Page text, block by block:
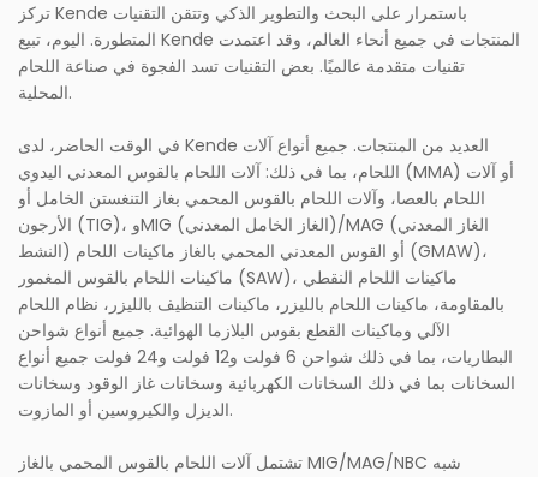
تركز Kende باستمرار على البحث والتطوير الذكي وتتقن التقنيات
المتطورة. اليوم، تبيع Kende المنتجات في جميع أنحاء العالم، وقد اعتمدت
تقنيات متقدمة عالميًا. بعض التقنيات تسد الفجوة في صناعة اللحام
المحلية.
في الوقت الحاضر، لدى Kende العديد من المنتجات. جميع أنواع آلات
اللحام، بما في ذلك: آلات اللحام بالقوس المعدني اليدوي (MMA) أو آلات
اللحام بالعصا، وآلات اللحام بالقوس المحمي بغاز التنغستن الخامل أو
الأرجون (TIG)، وMIG (الغاز الخامل المعدني)/MAG (الغاز المعدني
النشط) أو القوس المعدني المحمي بالغاز ماكينات اللحام (GMAW)،
ماكينات اللحام بالقوس المغمور (SAW)، ماكينات اللحام النقطي
بالمقاومة، ماكينات اللحام بالليزر، ماكينات التنظيف بالليزر، نظام اللحام
الآلي وماكينات القطع بقوس البلازما الهوائية. جميع أنواع شواحن
البطاريات، بما في ذلك شواحن 6 فولت و12 فولت و24 فولت جميع أنواع
السخانات بما في ذلك السخانات الكهربائية وسخانات غاز الوقود وسخانات
الديزل والكيروسين أو المازوت.
تشتمل آلات اللحام بالقوس المحمي بالغاز MIG/MAG/NBC شبه